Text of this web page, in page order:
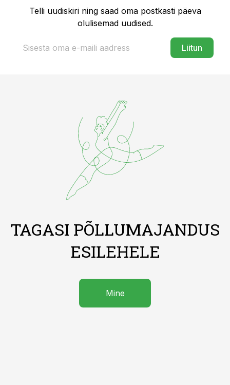
Telli uudiskiri ning saad oma postkasti päeva
olulisemad uudised.
Liitun
TAGASI PÕLLUMAJANDUS
ESILEHELE
Mine